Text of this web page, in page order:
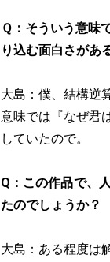
Ｑ：そういう意味
り込む面白さがあ
大島：僕、結構逆
意味では『なぜ君
していたので。
Q：この作品で、
たのでしょうか？
大島：ある程度は